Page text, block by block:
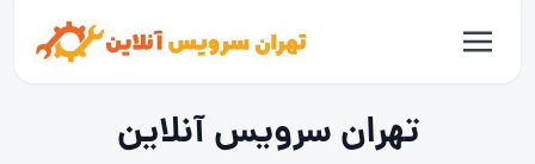
تهران سرویس آنلاین